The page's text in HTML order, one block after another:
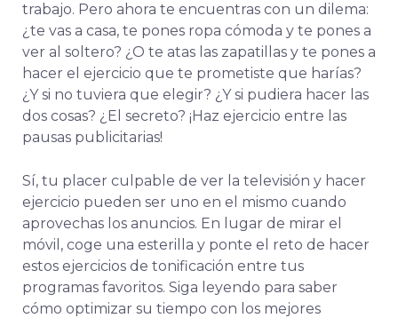
trabajo. Pero ahora te encuentras con un dilema:
¿te vas a casa, te pones ropa cómoda y te pones a
ver al soltero? ¿O te atas las zapatillas y te pones a
hacer el ejercicio que te prometiste que harías?
¿Y si no tuviera que elegir? ¿Y si pudiera hacer las
dos cosas? ¿El secreto? ¡Haz ejercicio entre las
pausas publicitarias!
Sí, tu placer culpable de ver la televisión y hacer
ejercicio pueden ser uno en el mismo cuando
aprovechas los anuncios. En lugar de mirar el
móvil, coge una esterilla y ponte el reto de hacer
estos ejercicios de tonificación entre tus
programas favoritos. Siga leyendo para saber
cómo optimizar su tiempo con los mejores